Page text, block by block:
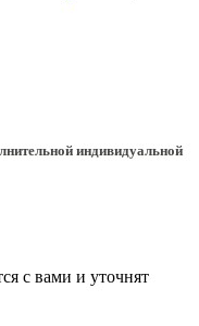
индивидуальной
с вами и уточнят